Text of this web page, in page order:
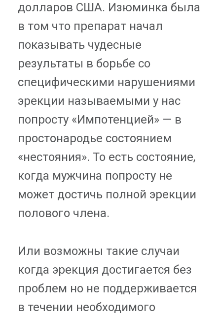
долларов США. Изюминка была
в том что препарат начал
показывать чудесные
результаты в борьбе со
специфическими нарушениями
эрекции называемыми у нас
попросту «Импотенцией» — в
простонародье состоянием
«нестояния». То есть состояние,
когда мужчина попросту не
может достичь полной эрекции
полового члена.
Или возможны такие случаи
когда эрекция достигается без
проблем но не поддерживается
в течении необходимого